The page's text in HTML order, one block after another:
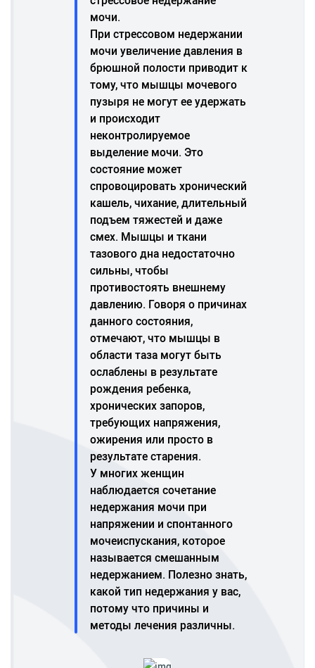
мочи.
При стрессовом недержании
мочи увеличение давления в
брюшной полости приводит к
тому, что мышцы мочевого
пузыря не могут ее удержать
и происходит
неконтролируемое
выделение мочи. Это
состояние может
спровоцировать хронический
кашель, чихание, длительный
подъем тяжестей и даже
смех. Мышцы и ткани
тазового дна недостаточно
сильны, чтобы
противостоять внешнему
давлению. Говоря о причинах
данного состояния,
отмечают, что мышцы в
области таза могут быть
ослаблены в результате
рождения ребенка,
хронических запоров,
требующих напряжения,
ожирения или просто в
результате старения.
У многих женщин
наблюдается сочетание
недержания мочи при
напряжении и спонтанного
мочеиспускания, которое
называется смешанным
недержанием. Полезно знать,
какой тип недержания у вас,
потому что причины и
методы лечения различны.